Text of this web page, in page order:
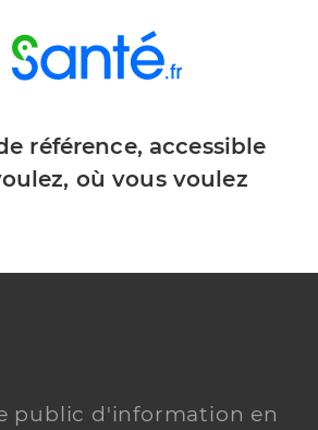
référence, accessible
où vous voulez
public d'information en